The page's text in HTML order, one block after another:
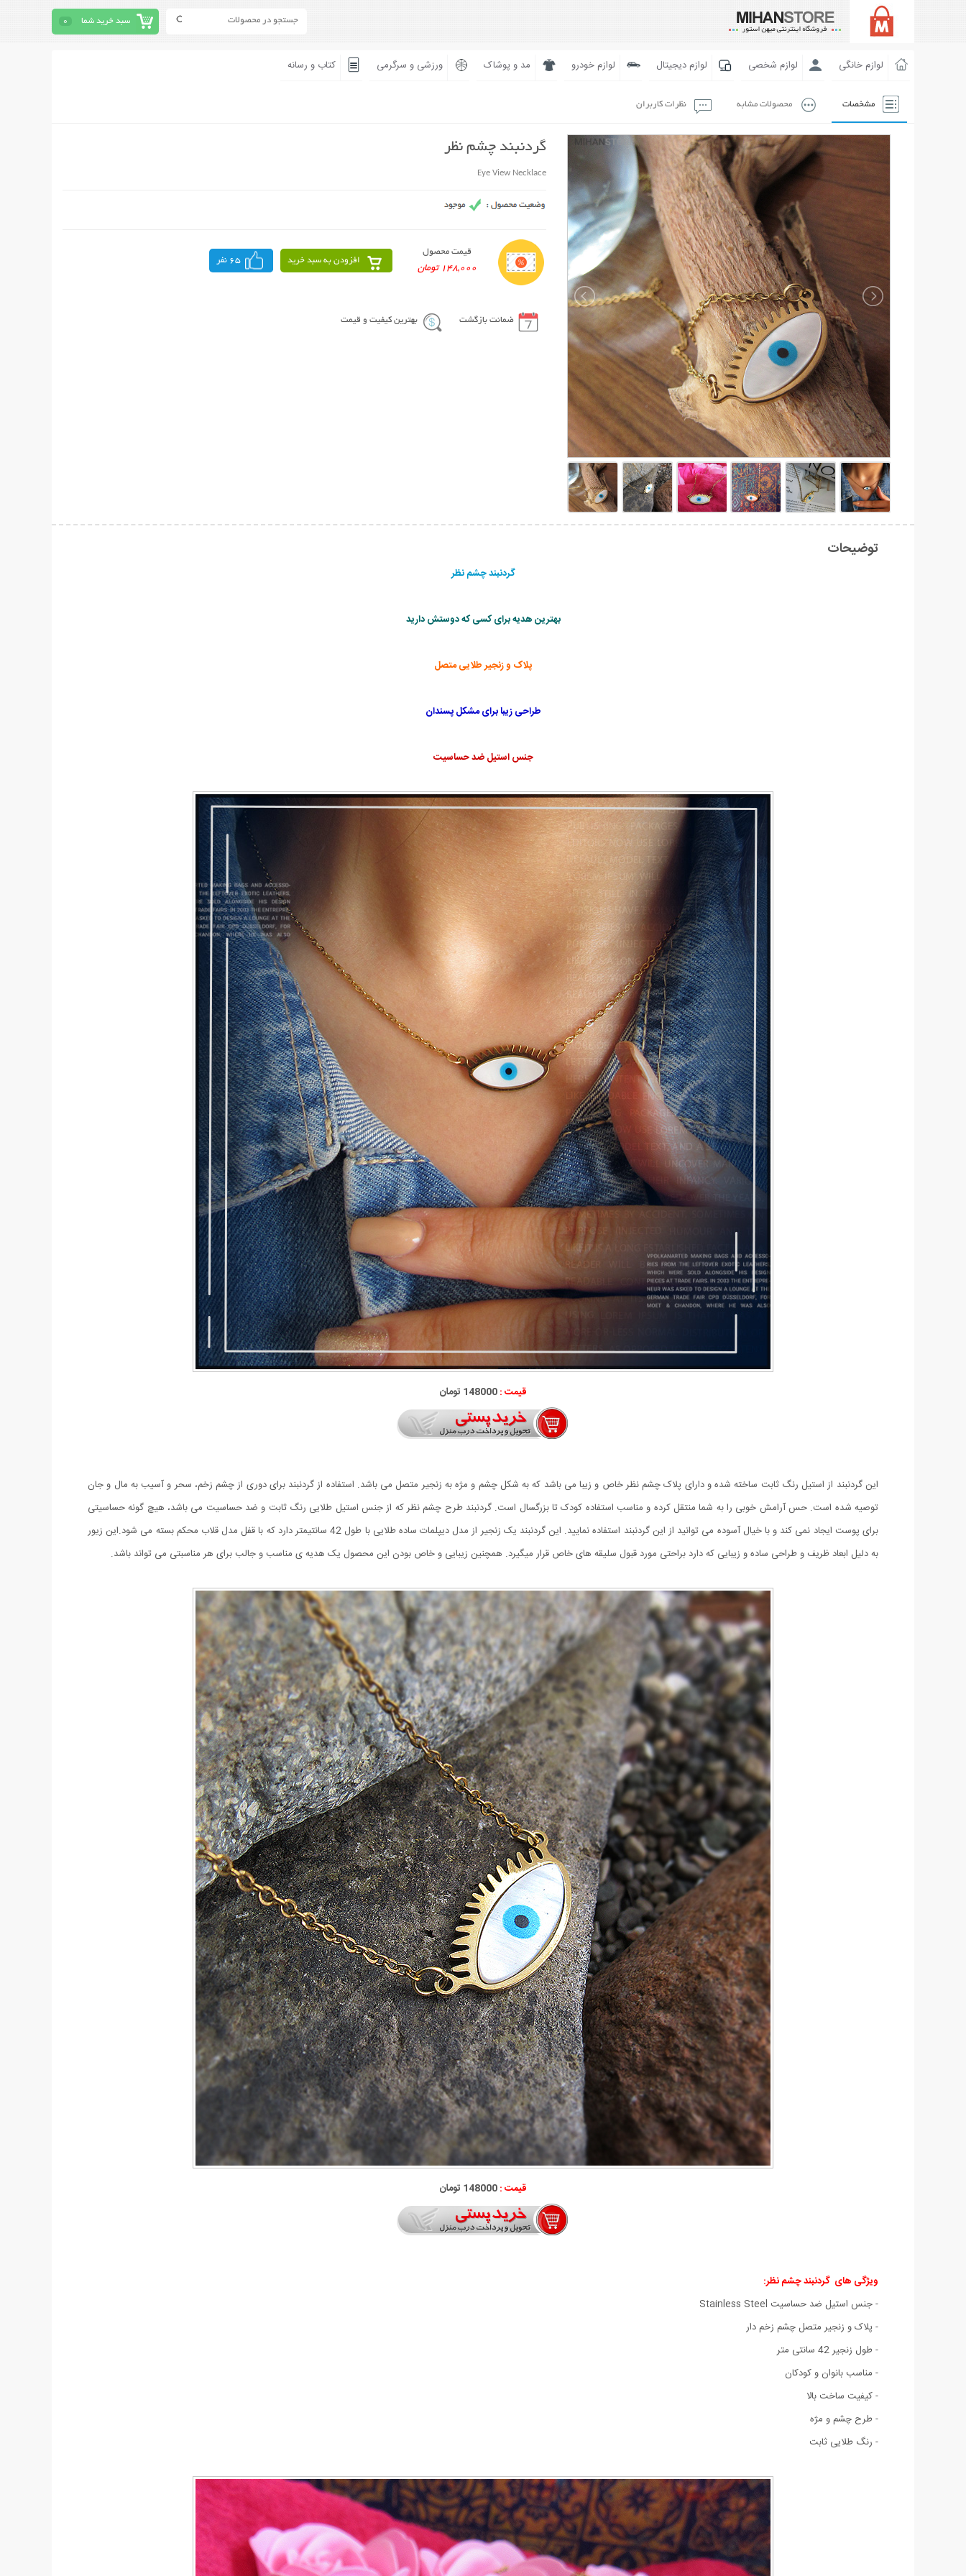
سبد خرید شما 0
لوازم خانگی لوازم شخصی لوازم دیجیتال لوازم خودرو مد و پوشاک ورزشی و سرگرمی کتاب و رسانه
مشخصات محصولات مشابه نظرات کاربران
گردنبند چشم نظر
Eye View Necklace
قیمت محصول
148,000 تومان
افزودن به سبد خرید 65 نفر
ضمانت بازگشت بهترین کیفیت و قیمت
توضیحات
گردنبند چشم نظر
بهترین هدیه برای کسی که دوستش دارید
پلاک و زنجیر طلایی متصل
طراحی زیبا برای مشکل پسندان
جنس استیل ضد حساسیت
قیمت :148000 تومان
این گردنبند از استیل رنگ ثابت ساخته شده و دارای پلاک چشم نظر خاص و زیبا می باشد که به شکل چشم و مژه به زنجیر متصل می باشد. استفاده از گردنبند برای دوری از چشم زخم، سحر و آسیب به مال و جان
توصیه شده است. حس آرامش خوبی را به شما منتقل کرده و مناسب استفاده کودک تا بزرگسال است. گردنبند طرح چشم نظر که از جنس استیل طلایی رنگ ثابت و ضد حساسیت می باشد، هیچ گونه حساسیتی
برای پوست ایجاد نمی کند و با خیال آسوده می توانید از این گردنبند استفاده نمایید. این گردنبند یک زنجیر از مدل دیپلمات ساده طلایی با طول 42 سانتیمتر دارد که با قفل مدل قلاب محکم بسته می شود.این زیور
به دلیل ابعاد ظریف و طراحی ساده و زیبایی که دارد براحتی مورد قبول سلیقه های خاص قرار میگیرد. همچنین زیبایی و خاص بودن این محصول یک هدیه ی مناسب و جالب برای هر مناسبتی می تواند باشد.
قیمت :148000 تومان
ویژگی های گردنبند چشم نظر:
- جنس استیل ضد حساسیت Stainless Steel
- پلاک و زنجیر متصل چشم زخم دار
- طول زنجیر 42 سانتی متر
- مناسب بانوان و کودکان
- کیفیت ساخت بالا
- طرح چشم و مژه
- رنگ طلایی ثابت